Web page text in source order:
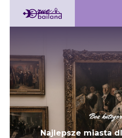
Bez
Najlepsze miasta